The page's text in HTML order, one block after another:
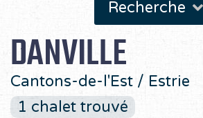
Recherche
DANVILLE
Cantons-de-l'Est / Estrie
1 chalet trouvé